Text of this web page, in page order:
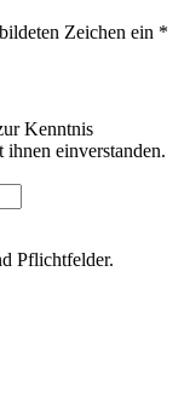
Zeichen ein *
Kenntnis
ihnen einverstanden.
Pflichtfelder.